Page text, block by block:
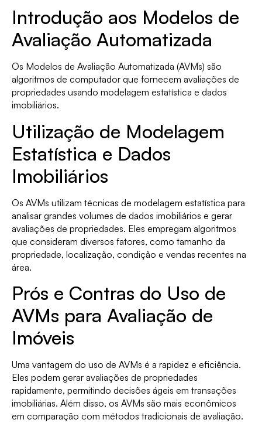
Introdução aos Modelos de
Avaliação Automatizada
Os Modelos de Avaliação Automatizada (AVMs) são
algoritmos de computador que fornecem avaliações de
propriedades usando modelagem estatística e dados
imobiliários.
Utilização de Modelagem
Estatística e Dados
Imobiliários
Os AVMs utilizam técnicas de modelagem estatística para
analisar grandes volumes de dados imobiliários e gerar
avaliações de propriedades. Eles empregam algoritmos
que consideram diversos fatores, como tamanho da
propriedade, localização, condição e vendas recentes na
área.
Prós e Contras do Uso de
AVMs para Avaliação de
Imóveis
Uma vantagem do uso de AVMs é a rapidez e eficiência.
Eles podem gerar avaliações de propriedades
rapidamente, permitindo decisões ágeis em transações
imobiliárias. Além disso, os AVMs são mais econômicos
em comparação com métodos tradicionais de avaliação.